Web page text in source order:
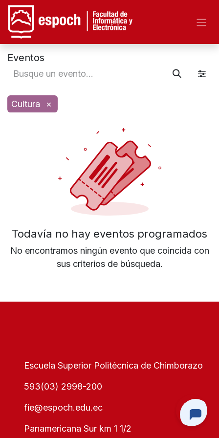
Eventos
Cultura ×
Todavía no hay eventos programados
No encontramos ningún evento que coincida con
sus criterios de búsqueda.
Escuela Superior Politécnica de Chimborazo
593(03) 2998-200
fie@espoch.edu.ec
Panamericana Sur km 1 1/2